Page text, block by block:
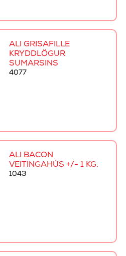
ALI GRÍSAFILLE
KRYDDLÖGUR
SUMARSINS
4077
ALI BACON
VEITINGAHÚS +/- 1 KG.
1043